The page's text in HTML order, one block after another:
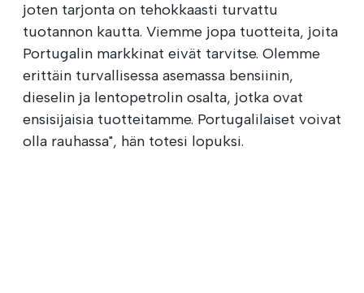
joten tarjonta on tehokkaasti turvattu
tuotannon kautta. Viemme jopa tuotteita, joita
Portugalin markkinat eivät tarvitse. Olemme
erittäin turvallisessa asemassa bensiinin,
dieselin ja lentopetrolin osalta, jotka ovat
ensisijaisia tuotteitamme. Portugalilaiset voivat
olla rauhassa", hän totesi lopuksi.